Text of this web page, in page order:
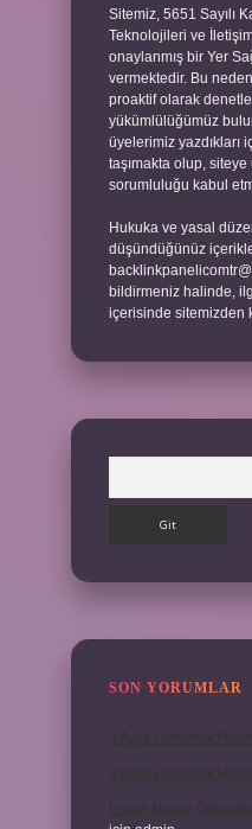
Sitemiz, 5651 Sayılı
Teknolojileri ve
onaylanmış bir Yer
vermektedir. Bu
proaktif olarak
yükümlülüğümüz
üyelerimiz yazdıkları
taşımakta olup,
sorumluluğu kabul
Hukuka ve yasal
düşündüğünüz
bildirmeniz halinde,
içerisinde sitemizden
SON YORUMLAR